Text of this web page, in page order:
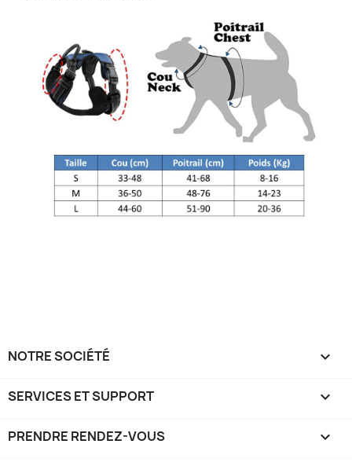
NOTRE SOCIÉTÉ 
SERVICES ET SUPPORT 
PRENDRE RENDEZ-VOUS 